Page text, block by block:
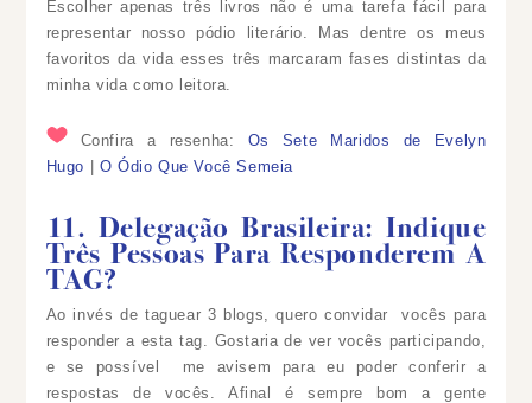
Escolher apenas três livros não é uma tarefa fácil para
representar nosso pódio literário. Mas dentre os meus
favoritos da vida esses três marcaram fases distintas da
minha vida como leitora.
Confira a resenha: Os Sete Maridos de Evelyn
Hugo
O Ódio Que Você Semeia
11. Delegação Brasileira: Indique
Três Pessoas Para Responderem A
TAG?
Ao invés de taguear 3 blogs, quero convidar vocês para
responder a esta tag. Gostaria de ver vocês participando,
e se possível me avisem para eu poder conferir a
respostas de vocês. Afinal é sempre bom a gente